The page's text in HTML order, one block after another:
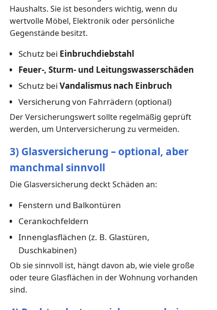
Haushalts. Sie ist besonders wichtig, wenn du
wertvolle Möbel, Elektronik oder persönliche
Gegenstände besitzt.
Schutz bei Einbruchdiebstahl
Feuer-, Sturm- und Leitungswasserschäden
Schutz bei Vandalismus nach Einbruch
Versicherung von Fahrrädern (optional)
Der Versicherungswert sollte regelmäßig geprüft
werden, um Unterversicherung zu vermeiden.
3) Glasversicherung – optional, aber
manchmal sinnvoll
Die Glasversicherung deckt Schäden an:
Fenstern und Balkontüren
Cerankochfeldern
Innenglasflächen (z. B. Glastüren,
Duschkabinen)
Ob sie sinnvoll ist, hängt davon ab, wie viele große
oder teure Glasflächen in der Wohnung vorhanden
sind.